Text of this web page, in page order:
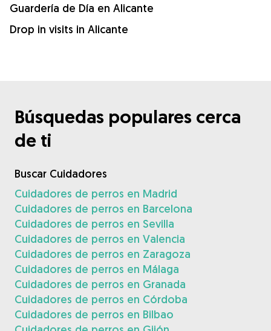
Guardería de Día en Alicante
Drop in visits in Alicante
Búsquedas populares cerca
de ti
Buscar Cuidadores
Cuidadores de perros en Madrid
Cuidadores de perros en Barcelona
Cuidadores de perros en Sevilla
Cuidadores de perros en Valencia
Cuidadores de perros en Zaragoza
Cuidadores de perros en Málaga
Cuidadores de perros en Granada
Cuidadores de perros en Córdoba
Cuidadores de perros en Bilbao